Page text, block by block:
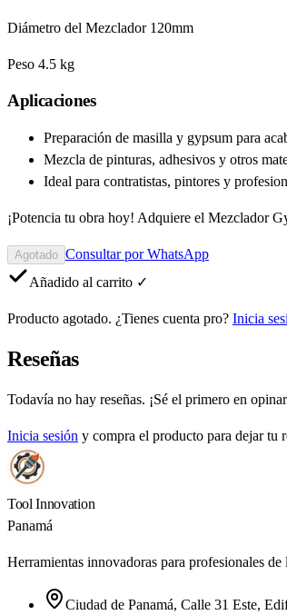
Diámetro del Mezclador 120mm
Peso 4.5 kg
Aplicaciones
Preparación de masilla y gypsum para
Mezcla de pinturas, adhesivos y otros
Ideal para contratistas, pintores y
¡Potencia tu obra hoy! Adquiere el Mezclador
Agotado Consultar por WhatsApp
Añadido al carrito ✓
Producto agotado. ¿Tienes cuenta pro? Inicia
Reseñas
Todavía no hay reseñas. ¡Sé el primero en
Inicia sesión y compra el producto para dejar tu
Tool Innovation
Panamá
Herramientas innovadoras para profesionales
Ciudad de Panamá, Calle 31 Este,